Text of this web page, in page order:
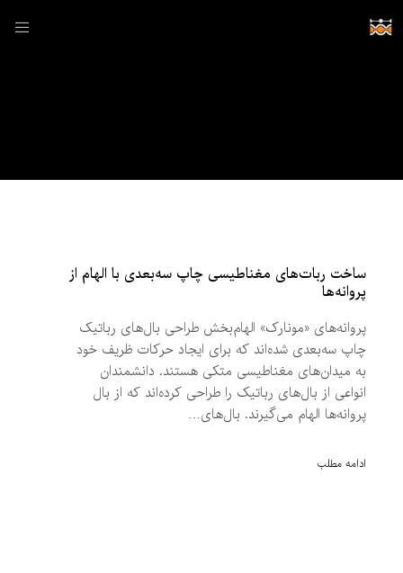
ساخت ربات‌های مغناطیسی چاپ سه‌بعدی با الهام از
پروانه‌ها
پروانه‌های «مونارک» الهام‌بخش طراحی بال‌های رباتیک
چاپ سه‌بعدی شده‌اند که برای ایجاد حرکات ظریف خود
به میدان‌های مغناطیسی متکی هستند. دانشمندان
انواعی از بال‌های رباتیک را طراحی کرده‌اند که از بال‌
پروانه‌ها الهام می‌گیرند. بال‌های…
ادامه مطلب